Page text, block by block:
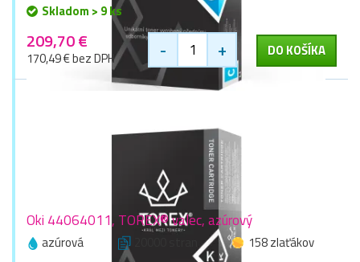
Skladom > 9 ks
209,70 €
170,49 € bez DPH - + DO KOŠÍKA
Oki 44064011, TOREX® valec, azúrový
azúrová
158 zlaťákov